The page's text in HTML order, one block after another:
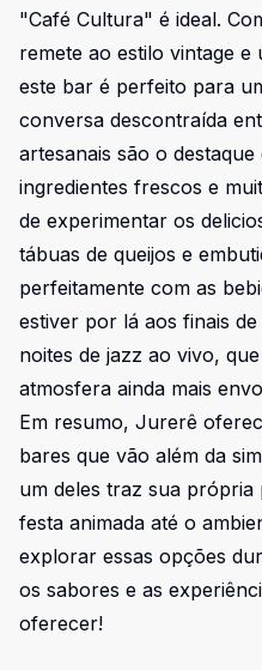
"Café Cultura" é ideal.
remete ao estilo vintage e
este bar é perfeito para
conversa descontraída
artesanais são o
ingredientes frescos e
de experimentar os
tábuas de queijos e
perfeitamente com as
estiver por lá aos finais
noites de jazz ao vivo,
atmosfera ainda mais
Em resumo, Jurerê
bares que vão além da
um deles traz sua própria
festa animada até o
explorar essas opções
os sabores e as
oferecer!